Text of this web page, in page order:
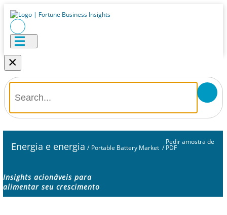
×
Energia e energia / Portable Battery Market /
Pedir amostra de
PDF
Insights acionáveis ​​para
alimentar seu crescimento